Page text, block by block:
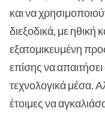
και να
διεξοδικά, με ηθική
εξατομικευμένη
επίσης να
τεχνολογικά μέσα.
έτοιμες να